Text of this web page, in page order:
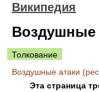
Википедия
Воздушные
Толкование
Воздушные атаки
Эта страница